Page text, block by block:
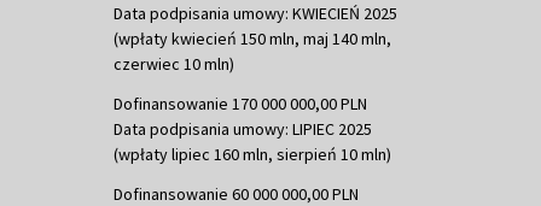
Data podpisania umowy: KWIECIEŃ 2025
(wpłaty kwiecień 150 mln, maj 140 mln,
czerwiec 10 mln)
Dofinansowanie 170 000 000,00 PLN
Data podpisania umowy: LIPIEC 2025
(wpłaty lipiec 160 mln, sierpień 10 mln)
Dofinansowanie 60 000 000,00 PLN